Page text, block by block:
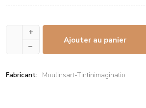
+
–
Ajouter au panier
Fabricant: Moulinsart-Tintinimaginatio